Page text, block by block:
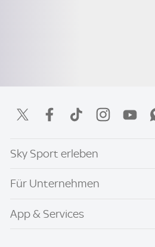
Sky Sport erleben
Für Unternehmen
App & Services